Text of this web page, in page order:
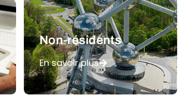
Non-résidents
En savoir plus